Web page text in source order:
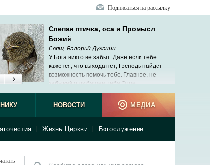
Подписаться на рассылку
Слепая птичка, оса и Промысл
Божий
Свящ. Валерий Духанин
У Бога никто не забыт. Даже если тебе
кажется, что выхода нет, Господь найдет
возможность помочь тебе. Главное, не
забывай о любящем тебя Отце.
Жизнь Церкви Богослужение
НОВОСТИ МЕДИА